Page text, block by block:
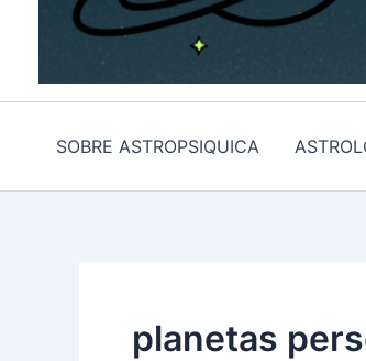
SOBRE ASTROPSIQUICA
planetas